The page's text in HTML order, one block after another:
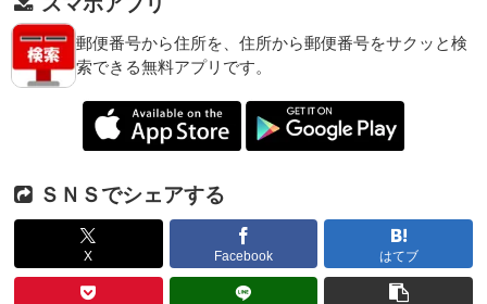
郵便番号から住所を、住所から郵便番号をサクッと検
索できる無料アプリです。
ＳＮＳでシェアする
X Facebook はてブ